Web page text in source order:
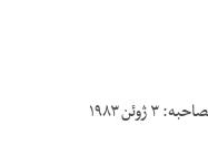
روایت‌کننده: آقای نصرت‌الله امینی تاریخ مصاحبه: ۳ ژوئن ۱۹۸۳